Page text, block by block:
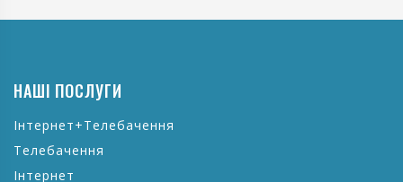
НАШІ ПОСЛУГИ
Інтернет+Телебачення
Телебачення
Інтернет